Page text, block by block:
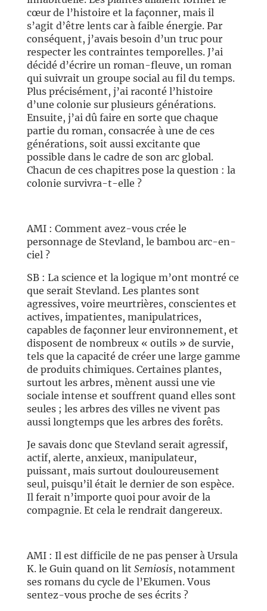
cœur de l’histoire et la façonner, mais il
s’agit d’être lents car à faible énergie. Par
conséquent, j’avais besoin d’un truc pour
respecter les contraintes temporelles. J’ai
décidé d’écrire un roman-fleuve, un roman
qui suivrait un groupe social au fil du temps.
Plus précisément, j’ai raconté l’histoire
d’une colonie sur plusieurs générations.
Ensuite, j’ai dû faire en sorte que chaque
partie du roman, consacrée à une de ces
générations, soit aussi excitante que
possible dans le cadre de son arc global.
Chacun de ces chapitres pose la question : la
colonie survivra-t-elle ?
AMI : Comment avez-vous crée le
personnage de Stevland, le bambou arc-en-
ciel ?
SB : La science et la logique m’ont montré ce
que serait Stevland. Les plantes sont
agressives, voire meurtrières, conscientes et
actives, impatientes, manipulatrices,
capables de façonner leur environnement, et
disposent de nombreux « outils » de survie,
tels que la capacité de créer une large gamme
de produits chimiques. Certaines plantes,
surtout les arbres, mènent aussi une vie
sociale intense et souffrent quand elles sont
seules ; les arbres des villes ne vivent pas
aussi longtemps que les arbres des forêts.
Je savais donc que Stevland serait agressif,
actif, alerte, anxieux, manipulateur,
puissant, mais surtout douloureusement
seul, puisqu’il était le dernier de son espèce.
Il ferait n’importe quoi pour avoir de la
compagnie. Et cela le rendrait dangereux.
AMI : Il est difficile de ne pas penser à Ursula
K. le Guin quand on lit Semiosis, notamment
ses romans du cycle de l’Ekumen. Vous
sentez-vous proche de ses écrits ?